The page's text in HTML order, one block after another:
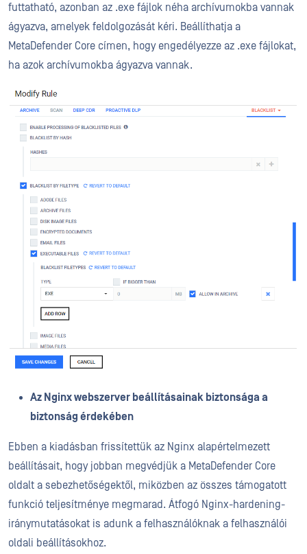
futtatható, azonban az .exe fájlok néha archívumokba vannak
ágyazva, amelyek feldolgozását kéri. Beállíthatja a
MetaDefender Core címen, hogy engedélyezze az .exe fájlokat,
ha azok archívumokba ágyazva vannak.
Az Nginx webszerver beállításainak biztonsága a
biztonság érdekében
Ebben a kiadásban frissítettük az Nginx alapértelmezett
beállításait, hogy jobban megvédjük a MetaDefender Core
oldalt a sebezhetőségektől, miközben az összes támogatott
funkció teljesítménye megmarad. Átfogó Nginx-hardening-
iránymutatásokat is adunk a felhasználóknak a felhasználói
oldali beállításokhoz.